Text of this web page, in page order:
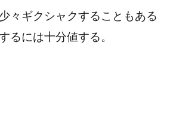
々ギクシャクすることもある
るには十分値する。